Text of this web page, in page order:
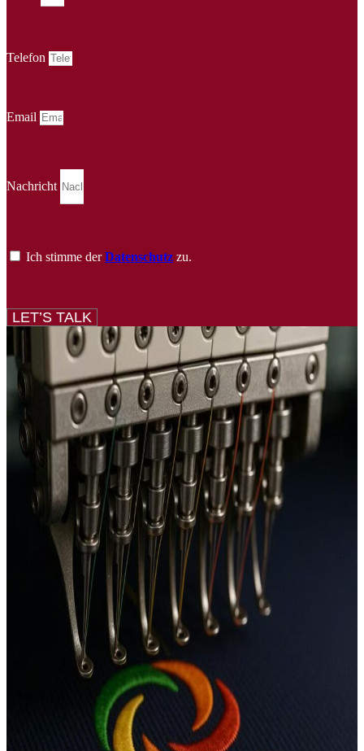
Telefon
Email
Nachricht
Ich stimme derDatenschutz zu.
LET’S TALK